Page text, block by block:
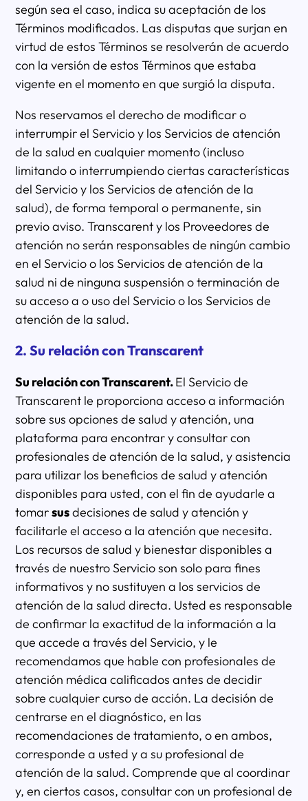
según sea el caso, indica su aceptación de los
Términos modificados. Las disputas que surjan en
virtud de estos Términos se resolverán de acuerdo
con la versión de estos Términos que estaba
vigente en el momento en que surgió la disputa.
Nos reservamos el derecho de modificar o
interrumpir el Servicio y los Servicios de atención
de la salud en cualquier momento (incluso
limitando o interrumpiendo ciertas características
del Servicio y los Servicios de atención de la
salud), de forma temporal o permanente, sin
previo aviso. Transcarent y los Proveedores de
atención no serán responsables de ningún cambio
en el Servicio o los Servicios de atención de la
salud ni de ninguna suspensión o terminación de
su acceso a o uso del Servicio o los Servicios de
atención de la salud.
2. Su relación con Transcarent
Su relación con Transcarent.El Servicio de
Transcarent le proporciona acceso a información
sobre sus opciones de salud y atención, una
plataforma para encontrar y consultar con
profesionales de atención de la salud, y asistencia
para utilizar los beneficios de salud y atención
disponibles para usted, con el fin de ayudarle a
tomarsusdecisiones de salud y atención y
facilitarle el acceso a la atención que necesita.
Los recursos de salud y bienestar disponibles a
través de nuestro Servicio son solo para fines
informativos y no sustituyen a los servicios de
atención de la salud directa. Usted es responsable
de confirmar la exactitud de la información a la
que accede a través del Servicio, y le
recomendamos que hable con profesionales de
atención médica calificados antes de decidir
sobre cualquier curso de acción. La decisión de
centrarse en el diagnóstico, en las
recomendaciones de tratamiento, o en ambos,
corresponde a usted y a su profesional de
atención de la salud. Comprende que al coordinar
y, en ciertos casos, consultar con un profesional de